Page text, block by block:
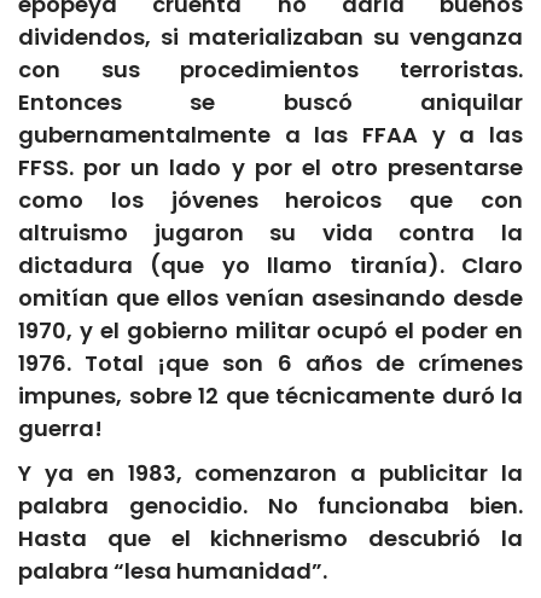
dividendos, si materializaban su venganza
con sus procedimientos terroristas.
Entonces se buscó aniquilar
gubernamentalmente a las FFAA y a las
FFSS. por un lado y por el otro presentarse
como los jóvenes heroicos que con
altruismo jugaron su vida contra la
dictadura (que yo llamo tiranía). Claro
omitían que ellos venían asesinando desde
1970, y el gobierno militar ocupó el poder en
1976. Total ¡que son 6 años de crímenes
impunes, sobre 12 que técnicamente duró la
guerra!
Y ya en 1983, comenzaron a publicitar la
palabra genocidio. No funcionaba bien.
Hasta que el kichnerismo descubrió la
palabra “lesa humanidad”.